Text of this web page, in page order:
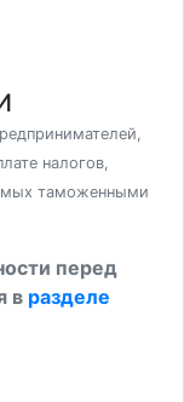
налогов,
таможенными
перед
в разделе